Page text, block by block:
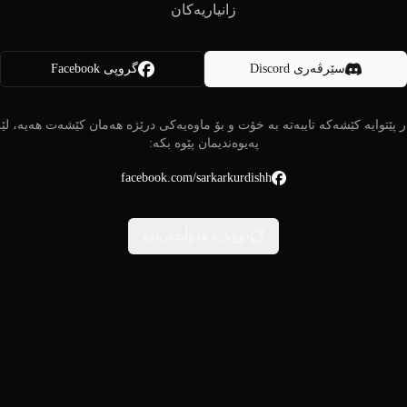
زانیاریەکان
سێرڤەری Discord گروپی Facebook
پێتوایە کێشەکە تایبەتە بە خۆت و بۆ ماوەیەکی درێژە هەمان کێشەت هەیە،
پەیوەندیمان پێوە بکە:
facebook.com/sarkarkurdishh